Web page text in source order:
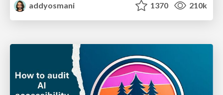
addyosmani
1370 210k